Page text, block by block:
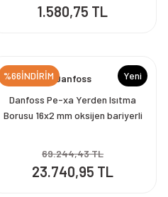
1.580,75 TL
%66İNDİRİM Yeni
Danfoss
Danfoss Pe-xa Yerden Isıtma
Borusu 16x2 mm oksijen bariyerli
69.244,43 TL
23.740,95 TL